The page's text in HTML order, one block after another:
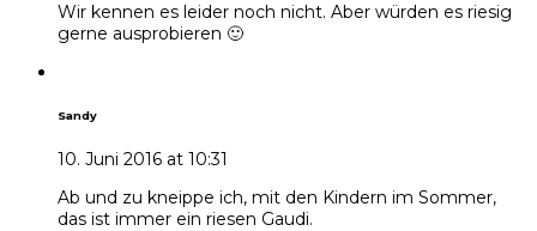
Wir kennen es leider noch nicht. Aber würden es riesig
gerne ausprobieren 🙂
Sandy
10. Juni 2016 at 10:31
Ab und zu kneippe ich, mit den Kindern im Sommer,
das ist immer ein riesen Gaudi.